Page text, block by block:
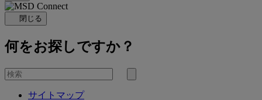
閉じる
何をお探しですか？
を
検
サイトマップ